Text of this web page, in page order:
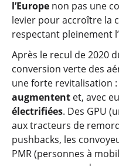
l’Europe non pas une
levier pour accroître la
respectant pleinement
Après le recul de 2020
conversion verte des
une forte revitalisation :
augmentent et, avec
électrifiées. Des GPU
aux tracteurs de
pushbacks, les
PMR (personnes à